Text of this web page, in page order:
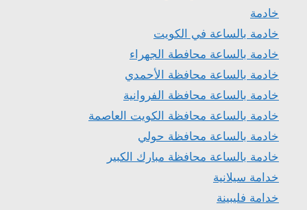
خادمة
خادمة بالساعة في الكويت
خادمة بالساعة محافطة الجهراء
خادمة بالساعة محافظة الأحمدي
خادمة بالساعة محافظة الفروانية
خادمة بالساعة محافظة الكويت العاصمة
خادمة بالساعة محافظة حولي
خادمة بالساعة محافظة مبارك الكبير
خدامة سيلانية
خدامة فليبينة